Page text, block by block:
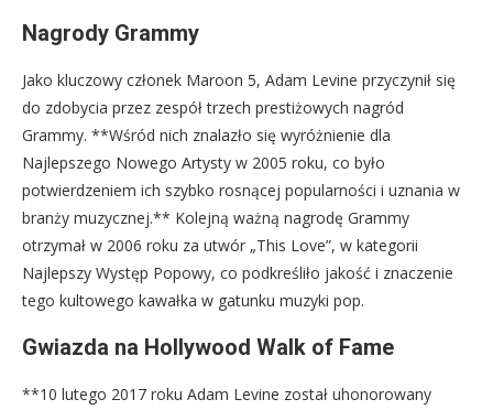
Nagrody Grammy
Jako kluczowy członek Maroon 5, Adam Levine przyczynił się
do zdobycia przez zespół trzech prestiżowych nagród
Grammy. **Wśród nich znalazło się wyróżnienie dla
Najlepszego Nowego Artysty w 2005 roku, co było
potwierdzeniem ich szybko rosnącej popularności i uznania w
branży muzycznej.** Kolejną ważną nagrodę Grammy
otrzymał w 2006 roku za utwór „This Love”, w kategorii
Najlepszy Występ Popowy, co podkreśliło jakość i znaczenie
tego kultowego kawałka w gatunku muzyki pop.
Gwiazda na Hollywood Walk of Fame
**10 lutego 2017 roku Adam Levine został uhonorowany